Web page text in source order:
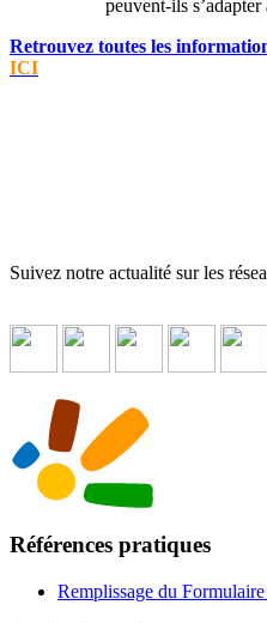
peuvent-ils
Retrouvez toutes les
ICI
Suivez notre actualité sur les
Références pratiques
Remplissage du